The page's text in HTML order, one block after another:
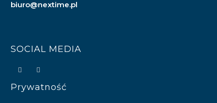
biuro@nextime.pl
SOCIAL MEDIA
Prywatność